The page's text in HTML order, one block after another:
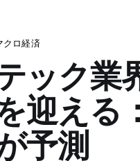
クロ経済
ック業
迎える
予測